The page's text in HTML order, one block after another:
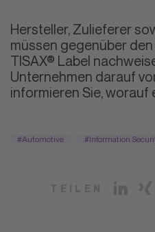
Hersteller, Zulieferer
müssen gegenüber
TISAX® Label
Unternehmen darauf
informieren Sie, worauf
#Automotive #Information